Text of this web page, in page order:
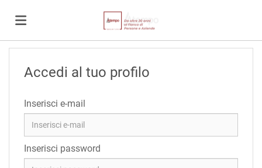
Offerte
diCarica
Accedi al tuo profilo
Inserisci e-mail
Inserisci password